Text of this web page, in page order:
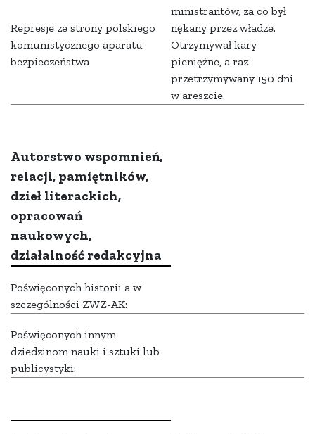
Represje ze strony polskiego
komunistycznego aparatu
bezpieczeństwa
ministrantów, za co był
nękany przez władze.
Otrzymywał kary
pieniężne, a raz
przetrzymywany 150 dni
w areszcie.
Autorstwo wspomnień,
relacji, pamiętników,
dzieł literackich,
opracowań
naukowych,
działalność redakcyjna
Poświęconych historii a w
szczególności ZWZ-AK:
Poświęconych innym
dziedzinom nauki i sztuki lub
publicystyki: